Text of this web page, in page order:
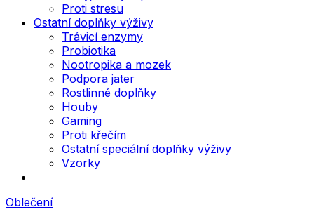
Proti stresu
Ostatní doplňky výživy
Trávicí enzymy
Probiotika
Nootropika a mozek
Podpora jater
Rostlinné doplňky
Houby
Gaming
Proti křečím
Ostatní speciální doplňky výživy
Vzorky
Oblečení